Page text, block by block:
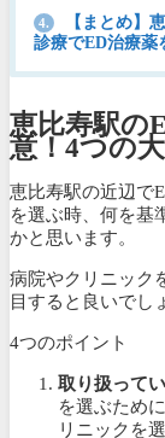
4.
【まとめ】
診療でED治療薬
恵比寿駅の
意！4つの
恵比寿駅の近辺で
を選ぶ時、何を基
かと思います。
病院やクリニック
目すると良いでし
4つのポイント
取り扱って
を選ぶため
リニックを